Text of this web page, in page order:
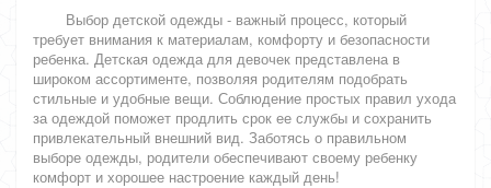
Выбор детской одежды - важный процесс, который
требует внимания к материалам, комфорту и безопасности
ребенка. Детская одежда для девочек представлена в
широком ассортименте, позволяя родителям подобрать
стильные и удобные вещи. Соблюдение простых правил ухода
за одеждой поможет продлить срок ее службы и сохранить
привлекательный внешний вид. Заботясь о правильном
выборе одежды, родители обеспечивают своему ребенку
комфорт и хорошее настроение каждый день!